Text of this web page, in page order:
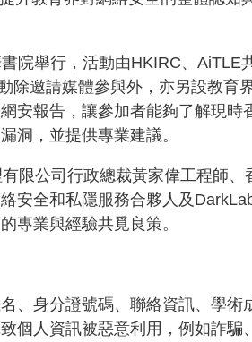
院舉行，活動由HKIRC、
邀請媒體參與外，亦另設教育
安報告，讓參加者能夠了解現
洞，並提供專業建議。
限公司行政總裁黃家偉工程師
安全和私隱服務合夥人及
專業與經驗共覓良策。
、身分證號碼、聯絡資訊、學
個人資訊被惡意利用，例如詐